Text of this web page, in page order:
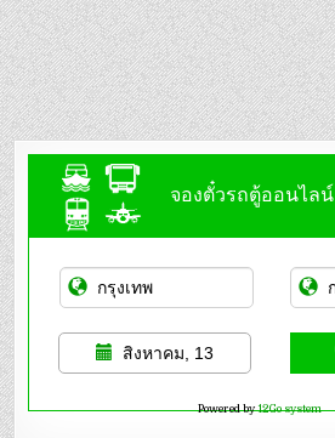
จองตั๋วรถตู้ออนไลน์
สิงหาคม, 13
Powered by12Go system